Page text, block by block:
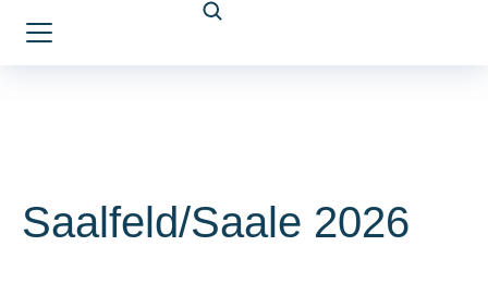
Saalfeld/Saale 2026